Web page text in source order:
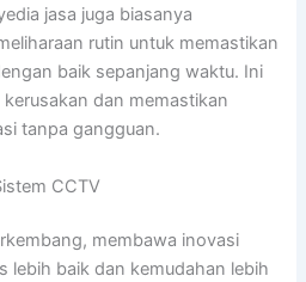
jasa juga biasanya
rutin untuk memastikan
baik sepanjang waktu. Ini
dan memastikan
tanpa gangguan.
CCTV
membawa inovasi
lebih baik dan kemudahan lebih